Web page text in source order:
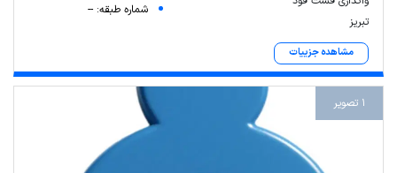
تبریز
مشاهده جزییات
شماره طبقه: --
1 تصویر